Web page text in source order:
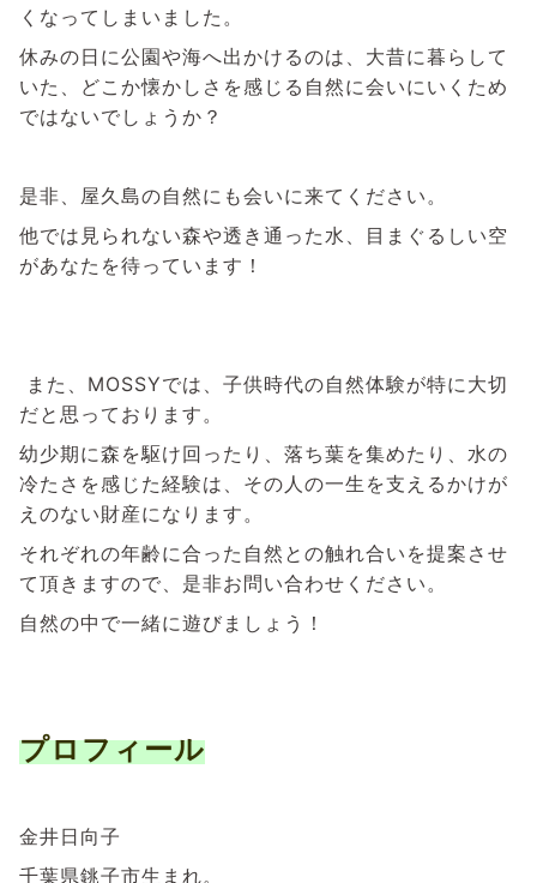
くなってしまいました。
休みの日に公園や海へ出かけるのは、大昔に暮らして
いた、どこか懐かしさを感じる自然に会いにいくため
ではないでしょうか？
是非、屋久島の自然にも会いに来てください。
他では見られない森や透き通った水、目まぐるしい空
があなたを待っています！
また、MOSSYでは、子供時代の自然体験が特に大切
だと思っております。
幼少期に森を駆け回ったり、落ち葉を集めたり、水の
冷たさを感じた経験は、その人の一生を支えるかけが
えのない財産になります。
それぞれの年齢に合った自然との触れ合いを提案させ
て頂きますので、是非お問い合わせください。
自然の中で一緒に遊びましょう！
プロフィール
金井日向子
千葉県銚子市生まれ。